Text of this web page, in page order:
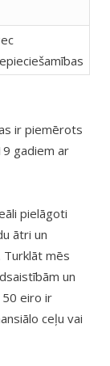
ir piemērots
gadiem ar
pielāgoti
ātri un
mēs
un
eiro ir
ceļu vai